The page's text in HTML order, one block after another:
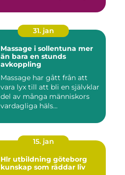
31. jan
Massage i sollentuna mer
än bara en stunds
avkoppling
Massage har gått från att
vara lyx till att bli en självklar
del av många människors
vardagliga häls...
15. jan
Hlr utbildning göteborg
kunskap som räddar liv